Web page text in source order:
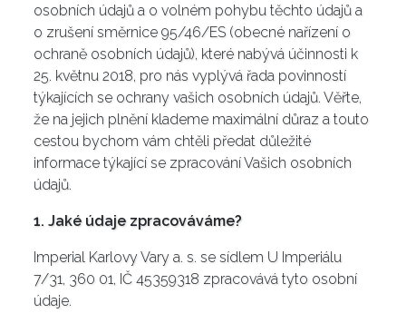
osobních údajů a o volném pohybu těchto údajů a
o zrušení směrnice 95/46/ES (obecné nařízení o
ochraně osobních údajů), které nabývá účinnosti k
25. květnu 2018, pro nás vyplývá řada povinností
týkajících se ochrany vašich osobních údajů. Věřte,
že na jejich plnění klademe maximální důraz a touto
cestou bychom vám chtěli předat důležité
informace týkající se zpracování Vašich osobních
údajů.
1. Jaké údaje zpracováváme?
Imperial Karlovy Vary a. s. se sídlem U Imperiálu
7/31, 360 01, IČ 45359318 zpracovává tyto osobní
údaje.